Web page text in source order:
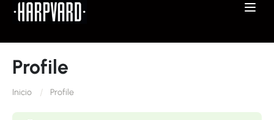
Profile
Inicio Profile